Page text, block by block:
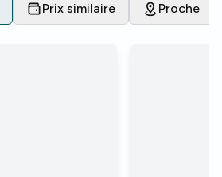
Prix similaire Proche